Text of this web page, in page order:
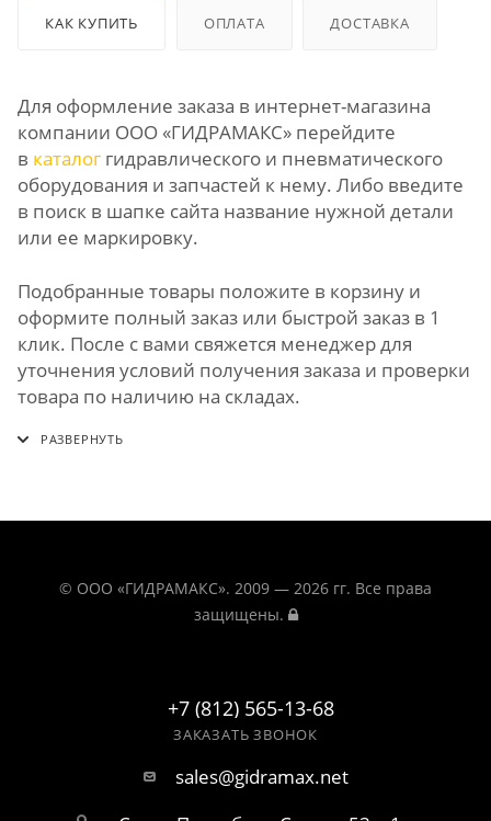
КАК КУПИТЬ ОПЛАТА ДОСТАВКА
Для оформление заказа в интернет-магазина
компании ООО «ГИДРАМАКС» перейдите
в каталог гидравлического и пневматического
оборудования и запчастей к нему. Либо введите
в поиск в шапке сайта название нужной детали
или ее маркировку.
Подобранные товары положите в корзину и
оформите полный заказ или быстрой заказ в 1
клик. После с вами свяжется менеджер для
уточнения условий получения заказа и проверки
товара по наличию на складах.
© ООО «ГИДРАМАКС». 2009 — 2026 гг. Все права
защищены.
+7 (812) 565-13-68
ЗАКАЗАТЬ ЗВОНОК
sales@gidramax.net